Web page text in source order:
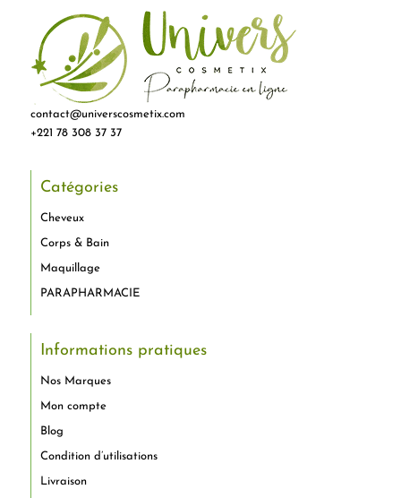
contact@universcosmetix.com
+221 78 308 37 37
Catégories
Cheveux
Corps & Bain
Maquillage
PARAPHARMACIE
Informations pratiques
Nos Marques
Mon compte
Blog
Condition d’utilisations
Livraison